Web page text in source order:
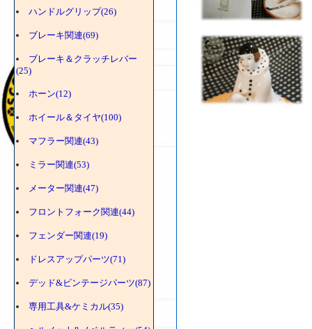
ハンドルグリップ(26)
ブレーキ関連(69)
ブレーキ＆クラッチレバー
(25)
ホーン(12)
ホイール＆タイヤ(100)
マフラー関連(43)
ミラー関連(53)
メーター関連(47)
フロントフォーク関連(44)
フェンダー関連(19)
ドレスアップパーツ(71)
デッド&ビンテージパーツ(87)
専用工具&ケミカル(35)